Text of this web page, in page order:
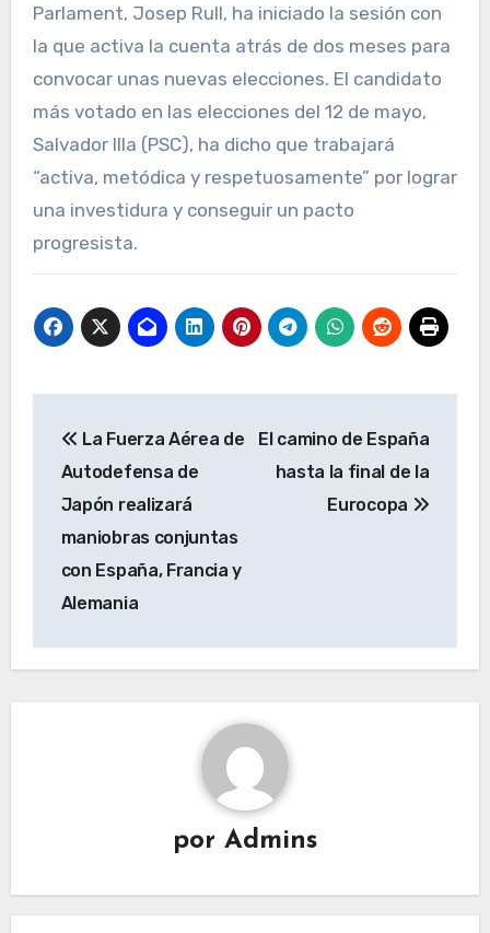
Parlament, Josep Rull, ha iniciado la sesión con
la que activa la cuenta atrás de dos meses para
convocar unas nuevas elecciones. El candidato
más votado en las elecciones del 12 de mayo,
Salvador Illa (PSC), ha dicho que trabajará
“activa, metódica y respetuosamente” por lograr
una investidura y conseguir un pacto
progresista.
de
entradas
La Fuerza Aérea de
Autodefensa de
Japón realizará
maniobras conjuntas
con España, Francia y
Alemania
El camino de España
hasta la final de la
Eurocopa
por Admins